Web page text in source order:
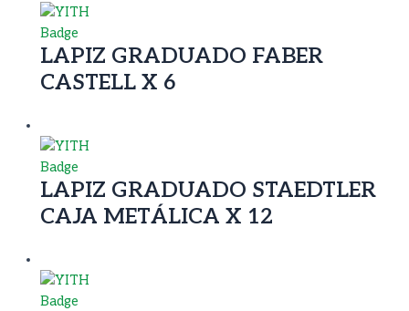
LAPIZ GRADUADO FABER
CASTELL X 6
LAPIZ GRADUADO STAEDTLER
CAJA METÁLICA X 12